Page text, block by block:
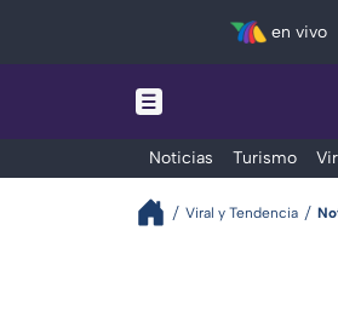
en vivo
Noticias Turismo
Viral y Tendencia